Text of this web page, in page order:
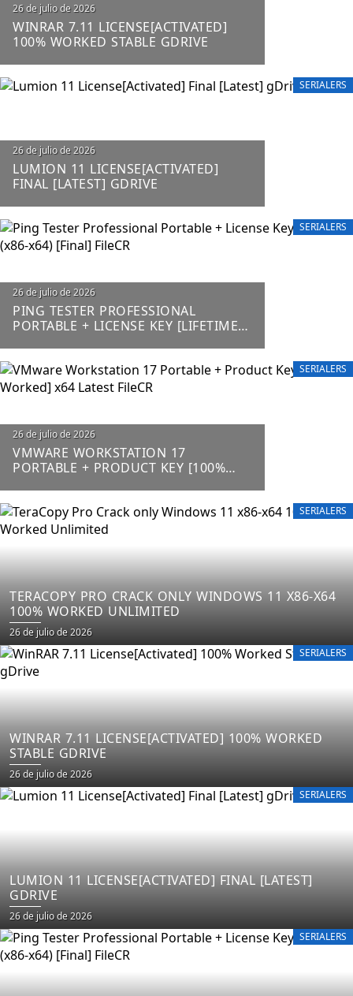
Posted
on
26 de julio de 2026
WINRAR 7.11 LICENSE[ACTIVATED]
100% WORKED STABLE GDRIVE
SERIALERS
Posted
on
26 de julio de 2026
LUMION 11 LICENSE[ACTIVATED]
FINAL [LATEST] GDRIVE
SERIALERS
Posted
on
26 de julio de 2026
PING TESTER PROFESSIONAL
PORTABLE + LICENSE KEY [LIFETIME]
SERIALERS
Posted
on
26 de julio de 2026
VMWARE WORKSTATION 17
PORTABLE + PRODUCT KEY [100%
SERIALERS
TERACOPY PRO CRACK ONLY WINDOWS 11 X86-X64
100% WORKED UNLIMITED
Posted
on
26 de julio de 2026
SERIALERS
WINRAR 7.11 LICENSE[ACTIVATED] 100% WORKED
STABLE GDRIVE
Posted
on
26 de julio de 2026
SERIALERS
LUMION 11 LICENSE[ACTIVATED] FINAL [LATEST]
GDRIVE
Posted
on
26 de julio de 2026
SERIALERS